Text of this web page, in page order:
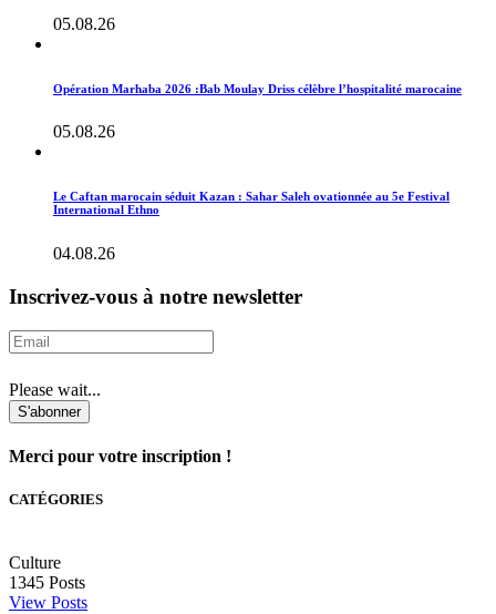
05.08.26
Opération Marhaba 2026 :Bab Moulay Driss célèbre l’hospitalité marocaine
05.08.26
Le Caftan marocain séduit Kazan : Sahar Saleh ovationnée au 5e Festival
International Ethno
04.08.26
Inscrivez-vous à notre newsletter
Please wait...
S'abonner
Merci pour votre inscription !
CATÉGORIES
Culture
1345 Posts
View Posts